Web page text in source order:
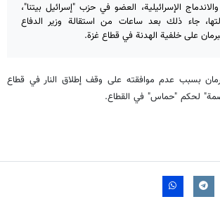
الإسرائيلية، العضو في حزب "إسرائيل بيتنا"،
جاء ذلك بعد ساعات من استقالة وزير الدفاع
على خلفية الهدنة في قطاع غزة.
بسبب عدم موافقته على وقف إطلاق النار في قطاع
لحكم "حماس" في القطاع.